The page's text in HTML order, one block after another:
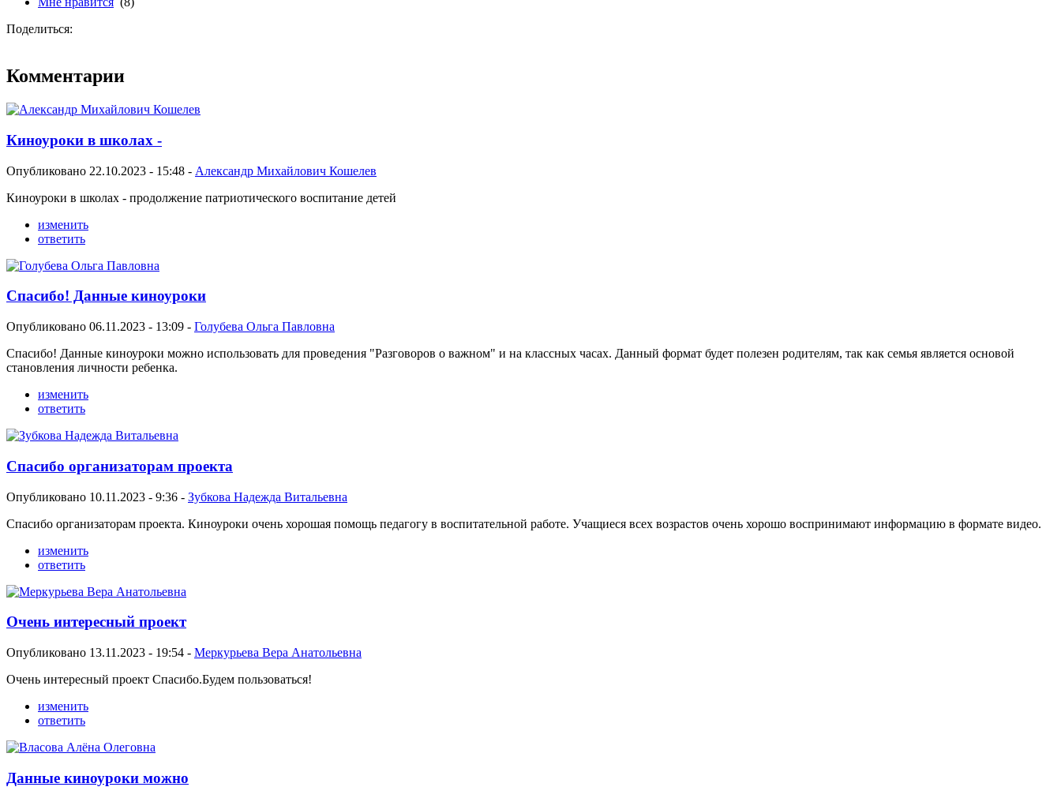
Поделиться:
Комментарии
Киноуроки в школах -
Опубликовано 22.10.2023 - 15:48 - Александр Михайлович Кошелев
Киноуроки в школах - продолжение патриотического воспитание детей
изменить
ответить
Спасибо! Данные киноуроки
Опубликовано 06.11.2023 - 13:09 - Голубева Ольга Павловна
Спасибо! Данные киноуроки можно использовать для проведения "Разговоров о важном" и на классных часах. Данный формат будет полезен родителям, так как семья является основой
становления личности ребенка.
изменить
ответить
Спасибо организаторам проекта
Опубликовано 10.11.2023 - 9:36 - Зубкова Надежда Витальевна
Спасибо организаторам проекта. Киноуроки очень хорошая помощь педагогу в воспитательной работе. Учащиеся всех возрастов очень хорошо воспринимают информацию в формате видео.
изменить
ответить
Очень интересный проект
Опубликовано 13.11.2023 - 19:54 - Меркурьева Вера Анатольевна
Очень интересный проект Спасибо.Будем пользоваться!
изменить
ответить
Данные киноуроки можно